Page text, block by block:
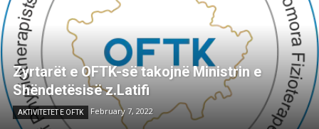
Zyrtarët e OFTK-së takojnë Ministrin e
Shëndetësisë z.Latifi
AKTIVITETET E OFTK February 7, 2022